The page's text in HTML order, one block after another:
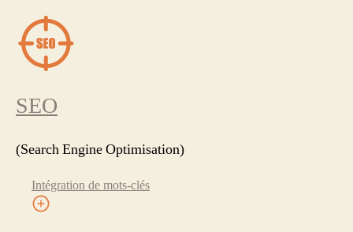
SEO
(Search Engine Optimisation)
Intégration de mots-clés